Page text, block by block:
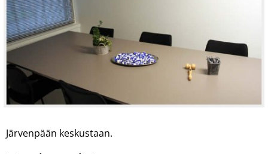
Järvenpään keskustaan.